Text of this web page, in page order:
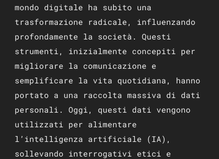
mondo digitale ha subito una
trasformazione radicale, influenzando
profondamente la società. Questi
strumenti, inizialmente concepiti per
migliorare la comunicazione e
semplificare la vita quotidiana, hanno
portato a una raccolta massiva di dati
personali. Oggi, questi dati vengono
utilizzati per alimentare
l’intelligenza artificiale (IA),
sollevando interrogativi etici e